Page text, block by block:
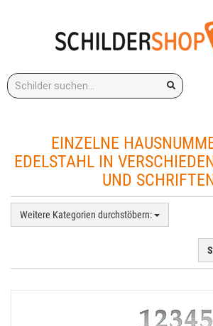
Stichwort:
EINZELNE
EDELSTAHL IN
ND SCHRIFTEN
Weitere Kategorien durchstöbern: